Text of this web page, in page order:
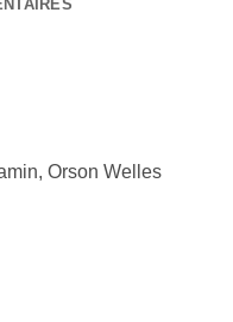
Orson Welles